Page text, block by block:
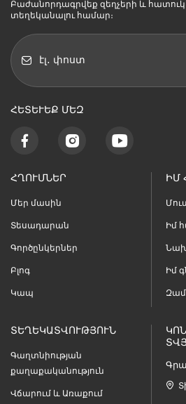
Բաժանորդագրվեք զեղչերի և
տեղեկանալու համար։
ՀԵՏԵՒԵՔ ՄԵԶ
ՀՂՈՒՄՆԵՐ
Մեր մասին
Տեսադարան
Գործընկերներ
Բլոգ
Կապ
ԻՄ
Իմ
Իմ
ՏԵՂԵԿԱՏՎՈՒԹՅՈՒՆ
Գաղտնիության
քաղաքականություն
Վճարում և Առաքում